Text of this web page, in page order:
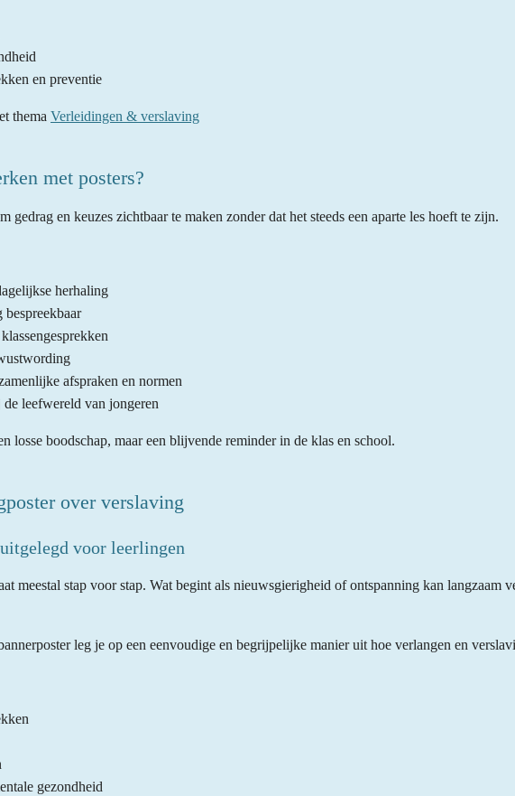
en preventie
thema Verleidingen & verslaving
met posters?
gedrag en keuzes zichtbaar te maken zonder dat het steeds een aparte les hoeft te zijn.
herhaling
afspraken en normen
leefwereld van jongeren
losse boodschap, maar een blijvende reminder in de klas en school.
over verslaving
voor leerlingen
meestal stap voor stap. Wat begint als nieuwsgierigheid of ontspanning kan langzaam
leg je op een eenvoudige en begrijpelijke manier uit hoe verlangen en
gezondheid